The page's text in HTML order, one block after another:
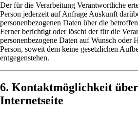
Der für die Verarbeitung Verantwortliche
Person jederzeit auf Anfrage Auskunft
personenbezogenen Daten über die
Ferner berichtigt oder löscht der für die
personenbezogene Daten auf Wunsch oder
Person, soweit dem keine gesetzlichen
entgegenstehen.
6. Kontaktmöglichkeit
Internetseite